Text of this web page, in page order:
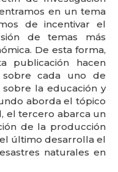
en un tema
de incentivar el
de temas más
De esta forma,
publicación hacen
sobre cada uno de
la educación y
aborda el tópico
el tercero abarca un
de la producción
último desarrolla el
naturales en